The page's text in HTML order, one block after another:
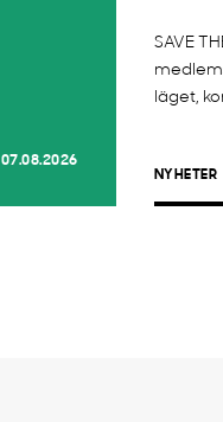
07.08.2026
SAVE
läget,
NYHETER